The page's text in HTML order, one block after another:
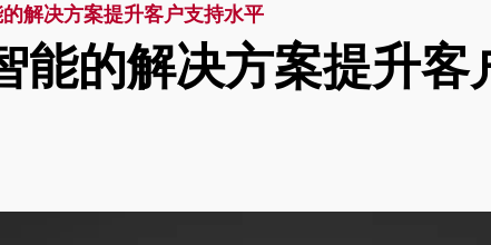
解决方案提升客户支持水平
能的解决方案提升客